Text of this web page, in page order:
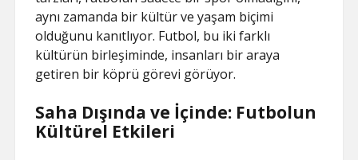
aynı zamanda bir kültür ve yaşam biçimi
olduğunu kanıtlıyor. Futbol, bu iki farklı
kültürün birleşiminde, insanları bir araya
getiren bir köprü görevi görüyor.
Saha Dışında ve İçinde: Futbolun
Kültürel Etkileri